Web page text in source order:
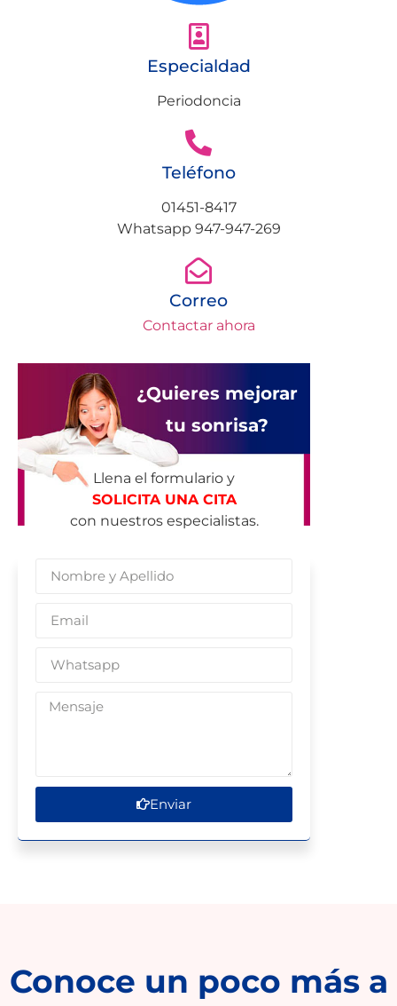
Especialdad
Periodoncia
Teléfono
01451-8417
Whatsapp 947-947-269
Correo
Contactar ahora
¿Quieres mejorar
tu sonrisa?
Llena el formulario y
SOLICITA UNA CITA
con nuestros especialistas.
Enviar
Conoce un poco más a